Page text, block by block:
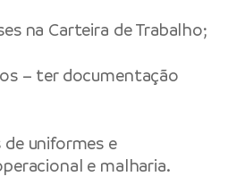
na Carteira de Trabalho;
– ter documentação
uniformes e
e malharia.